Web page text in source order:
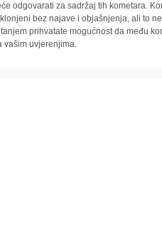
odgovarati za sadržaj tih kometara.
bez najave i objašnjenja, ali to
prihvatate mogućnost da među
vašim uvjerenjima.